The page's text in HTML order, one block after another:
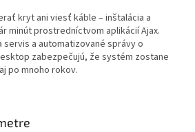
kryt ani viesť káble – inštalácia a
minút prostredníctvom aplikácií Ajax.
servis a automatizované správy o
zabezpečujú, že systém zostane
po mnoho rokov.